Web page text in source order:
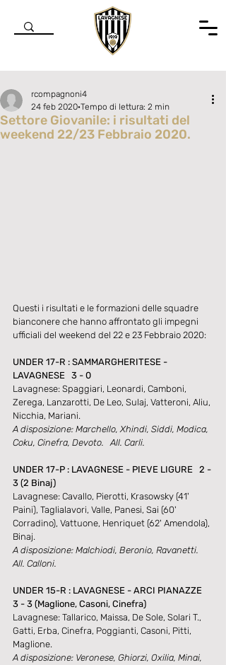
Settore Giovanile: i risultati del
weekend 22/23 Febbraio 2020.
rcompagnoni4
24 feb 2020 Tempo di lettura: 2 min
Questi i risultati e le formazioni delle squadre
bianconere che hanno affrontato gli impegni
ufficiali del weekend del 22 e 23 Febbraio 2020:
UNDER 17-R : SAMMARGHERITESE -
LAVAGNESE   3 - 0
Lavagnese: Spaggiari, Leonardi, Camboni,
Zerega, Lanzarotti, De Leo, Sulaj, Vatteroni, Aliu,
Nicchia, Mariani.
A disposizione: Marchello, Xhindi, Siddi, Modica,
Coku, Cinefra, Devoto.   All. Carli.
UNDER 17-P : LAVAGNESE - PIEVE LIGURE   2 -
3 (2 Binaj)
Lavagnese: Cavallo, Pierotti, Krasowsky (41'
Paini), Taglialavori, Valle, Panesi, Sai (60'
Corradino), Vattuone, Henriquet (62' Amendola),
Binaj.
A disposizione: Malchiodi, Beronio, Ravanetti.
All. Calloni.
UNDER 15-R : LAVAGNESE - ARCI PIANAZZE
3 - 3 (Maglione, Casoni, Cinefra)
Lavagnese: Tallarico, Maissa, De Sole, Solari T.,
Gatti, Erba, Cinefra, Poggianti, Casoni, Pitti,
Maglione.
A disposizione: Veronese, Ghiorzi, Oxilia, Minai,